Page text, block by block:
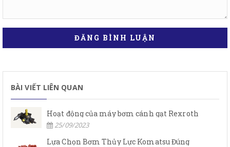
ĐĂNG BÌNH LUẬN
BÀI VIẾT LIÊN QUAN
Hoạt động của máy bơm cánh gạt Rexroth
25/09/2023
Lựa Chọn Bơm Thủy Lực Komatsu Đúng